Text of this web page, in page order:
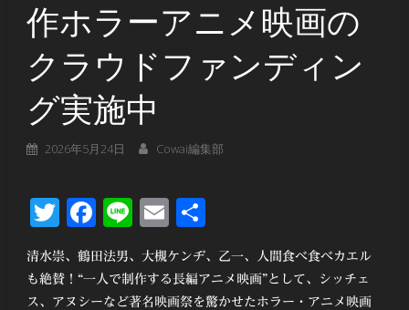
作ホラーアニメ映画の
クラウドファンディン
グ実施中
2026年5月24日 Cowai編集部
Twitter
Facebook
LineEmail
清水崇、鶴田法男、大槻ケンヂ、乙一、人間食べ食べカエル
も絶賛！“一人で制作する長編アニメ映画”として、シッチェ
ス、アヌシーなど著名映画祭を驚かせたホラー・アニメ映画